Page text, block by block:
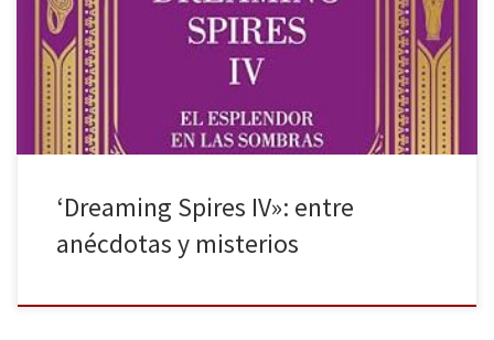
Durante más de una década Lionnel, Alexander, Oliver, la señorita
Sterling y Verónica han ido atrapando, fascinando y enamorando a
miles de lectores. A finales de 2024, la autora nos […]
‘Dreaming Spires IV»: entre
anécdotas y misterios